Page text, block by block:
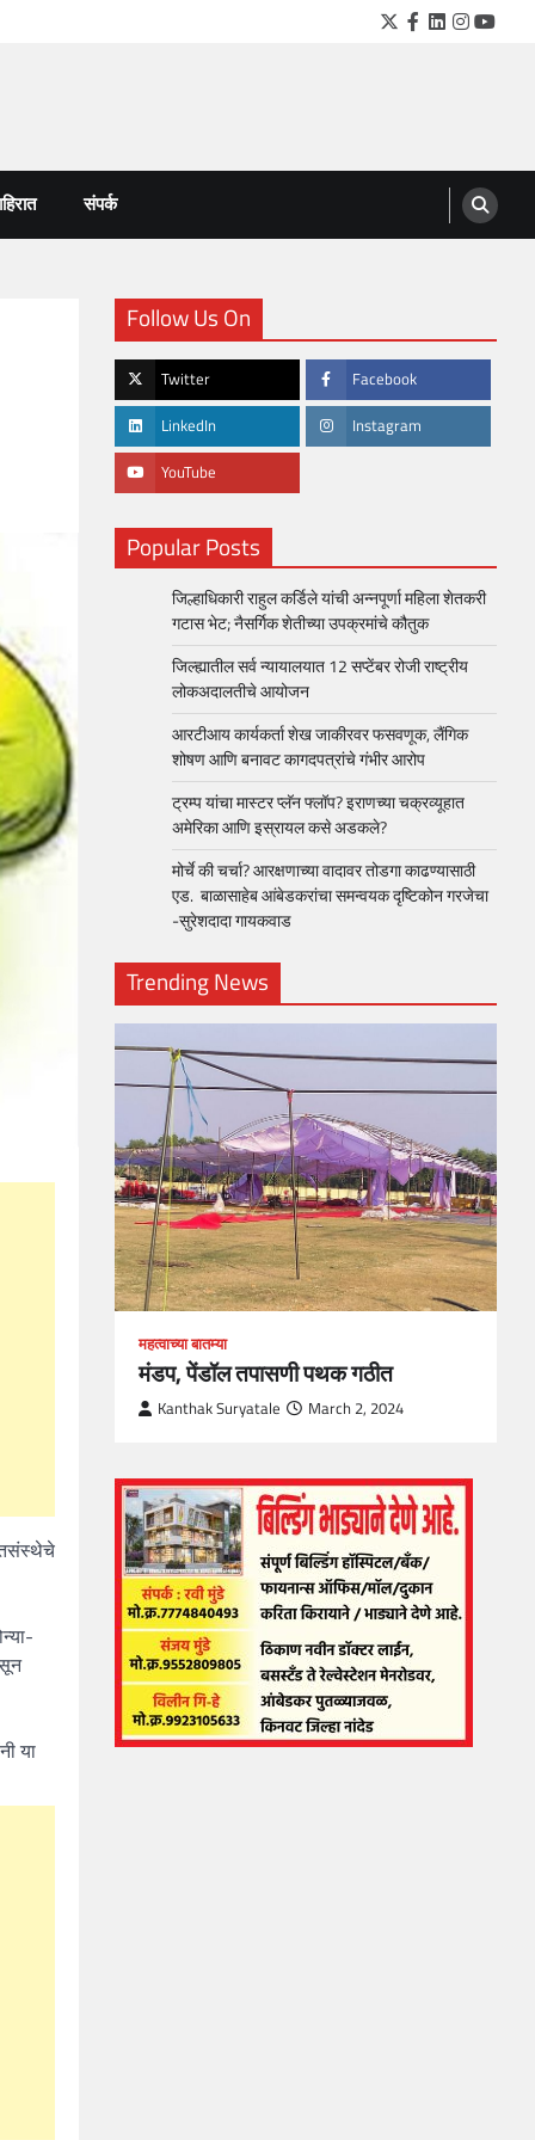
Twitter
Facebook
LinkedIn
संपर्क
या
Follow Us On
Twitter Facebook
LinkedIn Instagram
YouTube
Popular Posts
जिल्हाधिकारी राहुल कर्डिले यांची अन्नपूर्णा महिला शेतकरी
गटास भेट; नैसर्गिक शेतीच्या उपक्रमांचे कौतुक
जिल्ह्यातील सर्व न्यायालयात 12 सप्टेंबर रोजी राष्ट्रीय
लोकअदालतीचे आयोजन
आरटीआय कार्यकर्ता शेख जाकीरवर फसवणूक, लैंगिक
शोषण आणि बनावट कागदपत्रांचे गंभीर आरोप
ट्रम्प यांचा मास्टर प्लॅन फ्लॉप? इराणच्या चक्रव्यूहात
अमेरिका आणि इस्रायल कसे अडकले?
मोर्चे की चर्चा? आरक्षणाच्या वादावर तोडगा काढण्यासाठी
एड. बाळासाहेब आंबेडकरांचा समन्वयक दृष्टिकोन गरजेचा
-सुरेशदादा गायकवाड
Trending News
Skills
महत्वाच्या बातम्या
मंडप, पेंडॉल तपासणी पथक गठीत
Kanthak Suryatale March 2, 2024